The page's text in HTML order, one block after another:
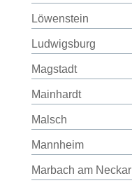
Löwenstein
Ludwigsburg
Magstadt
Mainhardt
Malsch
Mannheim
Marbach am Neckar